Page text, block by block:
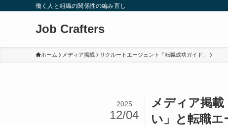
働く人と組織の関係性の編み直し
Job Crafters
ホーム メディア掲載 リクルートエージェント「転職成功ガイド」
メディア掲
い」と転職エ
2025
12/04